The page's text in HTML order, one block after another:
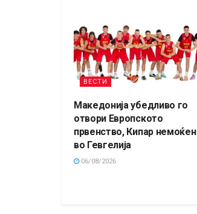
ВЕСТИ
Македонија убедливо го
отвори Европското
првенство, Кипар немоќен
во Гевгелија
06/08/2026